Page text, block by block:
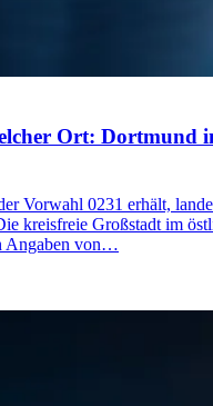
Ort: Dortmund
Vorwahl 0231 erhält,
kreisfreie Großstadt im
Angaben von…